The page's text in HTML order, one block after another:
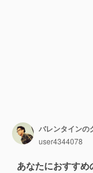
user4344078
あなたにおすすめ